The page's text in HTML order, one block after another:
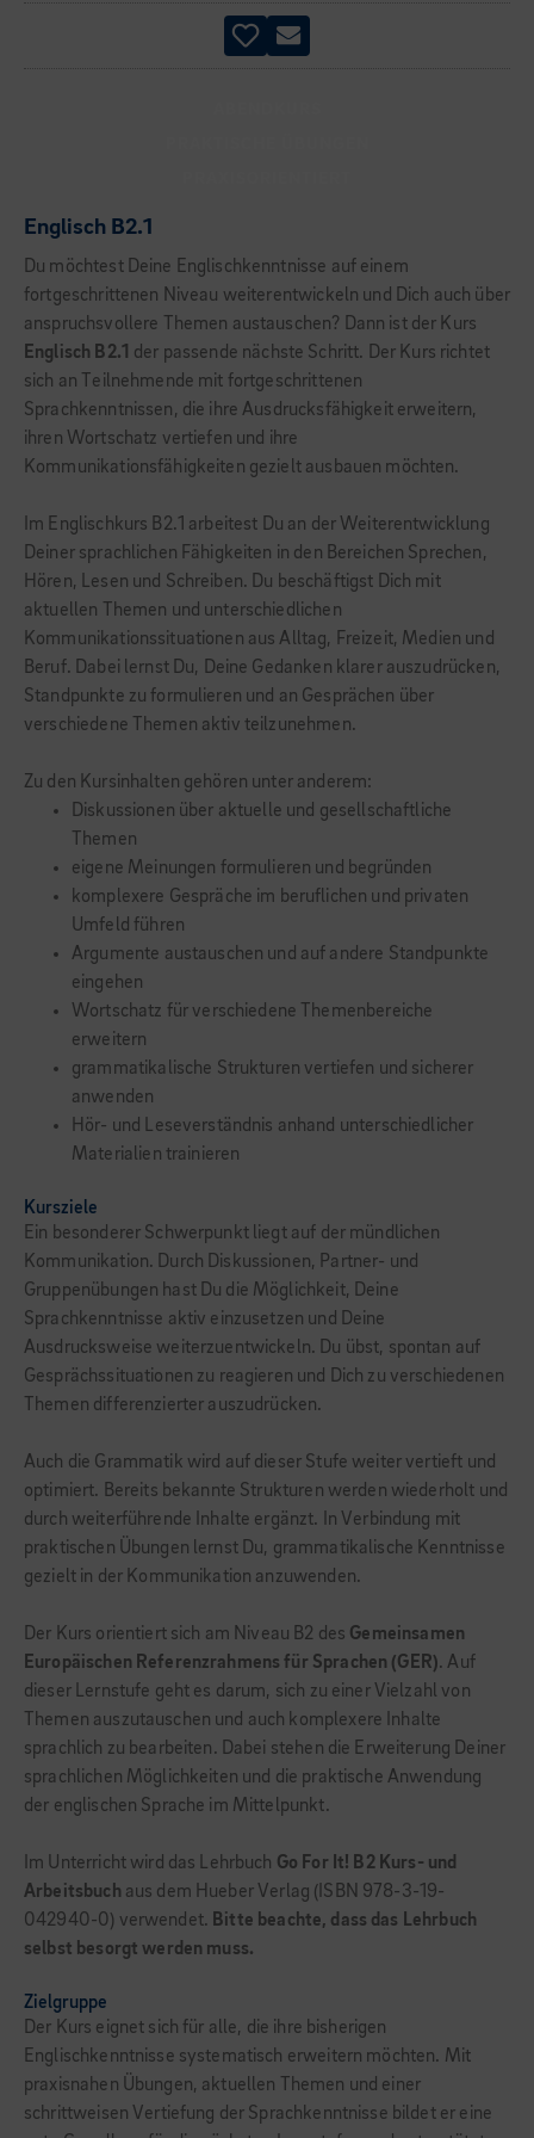
Englisch B2.1
Du möchtest Deine Englischkenntnisse auf einem
fortgeschrittenen Niveau weiterentwickeln und Dich auch über
anspruchsvollere Themen austauschen? Dann ist der Kurs
Englisch B2.1 der passende nächste Schritt. Der Kurs richtet
sich an Teilnehmende mit fortgeschrittenen
Sprachkenntnissen, die ihre Ausdrucksfähigkeit erweitern,
ihren Wortschatz vertiefen und ihre
Kommunikationsfähigkeiten gezielt ausbauen möchten.
Im Englischkurs B2.1 arbeitest Du an der Weiterentwicklung
Deiner sprachlichen Fähigkeiten in den Bereichen Sprechen,
Hören, Lesen und Schreiben. Du beschäftigst Dich mit
aktuellen Themen und unterschiedlichen
Kommunikationssituationen aus Alltag, Freizeit, Medien und
Beruf. Dabei lernst Du, Deine Gedanken klarer auszudrücken,
Standpunkte zu formulieren und an Gesprächen über
verschiedene Themen aktiv teilzunehmen.
Zu den Kursinhalten gehören unter anderem:
Diskussionen über aktuelle und gesellschaftliche
Themen
eigene Meinungen formulieren und begründen
komplexere Gespräche im beruflichen und privaten
Umfeld führen
Argumente austauschen und auf andere Standpunkte
eingehen
Wortschatz für verschiedene Themenbereiche
erweitern
grammatikalische Strukturen vertiefen und sicherer
anwenden
Hör- und Leseverständnis anhand unterschiedlicher
Materialien trainieren
Kursziele
Ein besonderer Schwerpunkt liegt auf der mündlichen
Kommunikation. Durch Diskussionen, Partner- und
Gruppenübungen hast Du die Möglichkeit, Deine
Sprachkenntnisse aktiv einzusetzen und Deine
Ausdrucksweise weiterzuentwickeln. Du übst, spontan auf
Gesprächssituationen zu reagieren und Dich zu verschiedenen
Themen differenzierter auszudrücken.
Auch die Grammatik wird auf dieser Stufe weiter vertieft und
optimiert. Bereits bekannte Strukturen werden wiederholt und
durch weiterführende Inhalte ergänzt. In Verbindung mit
praktischen Übungen lernst Du, grammatikalische Kenntnisse
gezielt in der Kommunikation anzuwenden.
Der Kurs orientiert sich am Niveau B2 des Gemeinsamen
Europäischen Referenzrahmens für Sprachen (GER). Auf
dieser Lernstufe geht es darum, sich zu einer Vielzahl von
Themen auszutauschen und auch komplexere Inhalte
sprachlich zu bearbeiten. Dabei stehen die Erweiterung Deiner
sprachlichen Möglichkeiten und die praktische Anwendung
der englischen Sprache im Mittelpunkt.
Im Unterricht wird das Lehrbuch Go For It! B2 Kurs- und
Arbeitsbuch aus dem Hueber Verlag (ISBN 978-3-19-
042940-0) verwendet. Bitte beachte, dass das Lehrbuch
selbst besorgt werden muss.
Zielgruppe
Der Kurs eignet sich für alle, die ihre bisherigen
Englischkenntnisse systematisch erweitern möchten. Mit
praxisnahen Übungen, aktuellen Themen und einer
schrittweisen Vertiefung der Sprachkenntnisse bildet er eine